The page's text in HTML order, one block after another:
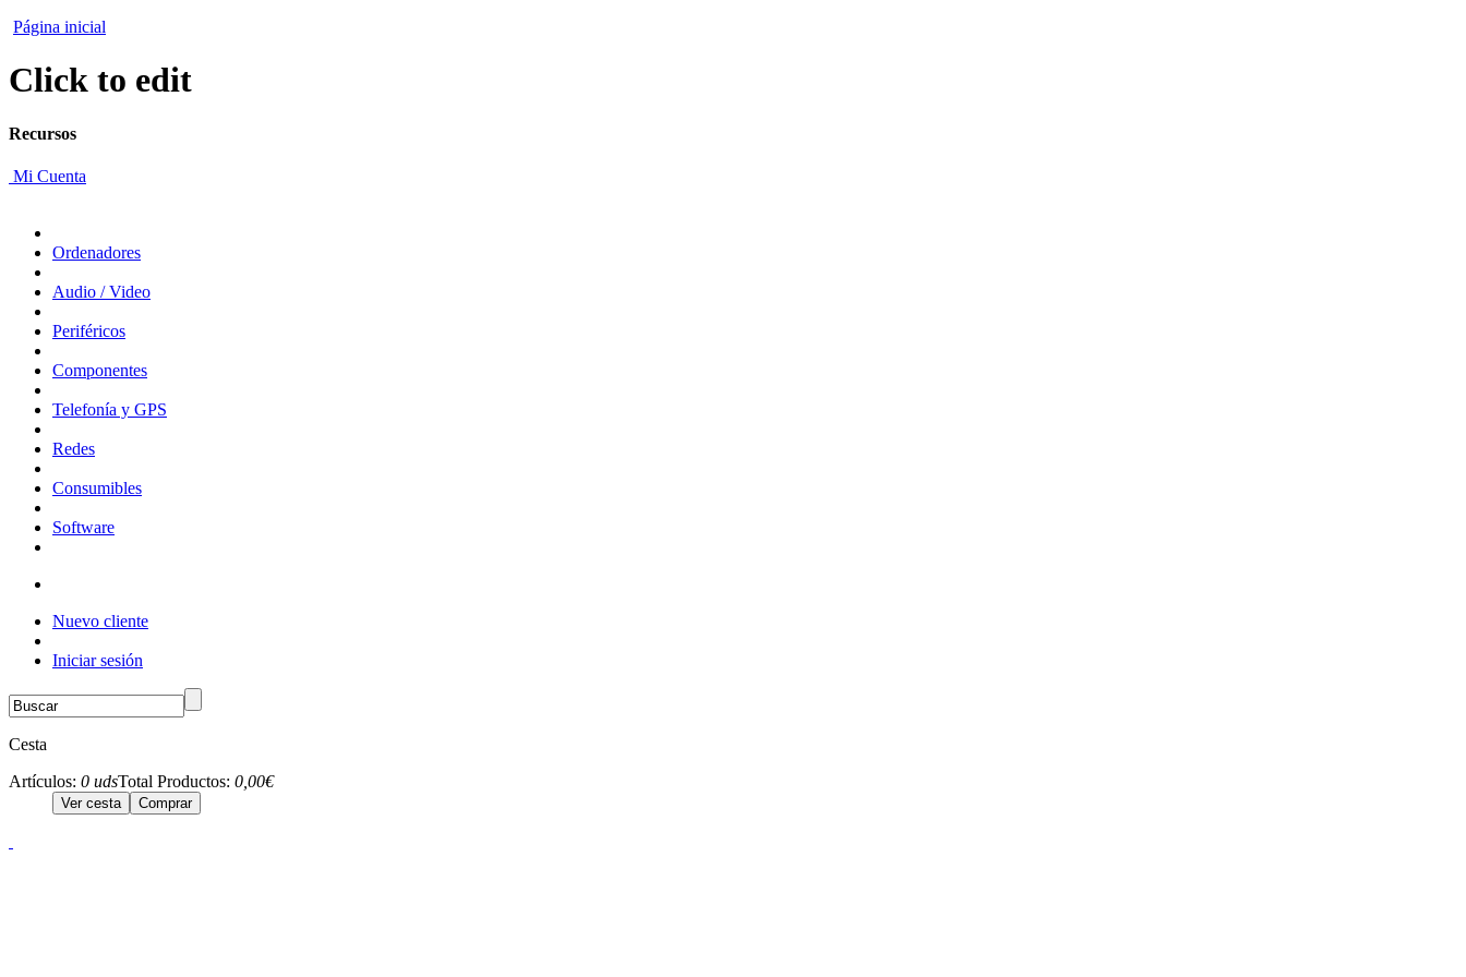
Página inicial
Click to edit
Recursos
Mi Cuenta
Ordenadores
Audio / Video
Periféricos
Componentes
Telefonía y GPS
Redes
Consumibles
Software
Nuevo cliente
Iniciar sesión
Cesta
Artículos: 0 udsTotal Productos: 0,00€